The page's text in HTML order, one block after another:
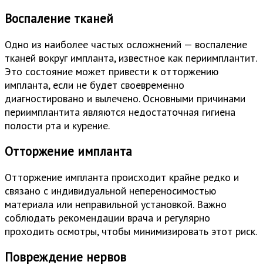
Воспаление тканей
Одно из наиболее частых осложнений — воспаление
тканей вокруг импланта, известное как периимплантит.
Это состояние может привести к отторжению
импланта, если не будет своевременно
диагностировано и вылечено. Основными причинами
периимплантита являются недостаточная гигиена
полости рта и курение.
Отторжение импланта
Отторжение импланта происходит крайне редко и
связано с индивидуальной непереносимостью
материала или неправильной установкой. Важно
соблюдать рекомендации врача и регулярно
проходить осмотры, чтобы минимизировать этот риск.
Повреждение нервов